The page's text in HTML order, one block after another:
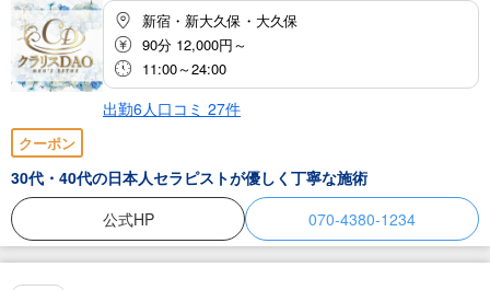
新宿・新大久保・大久保
90分 12,000円～
11:00～24:00
出勤6人口コミ 27件
クーポン
30代・40代の日本人セラピストが優しく丁寧な施術
公式HP
070-4380-1234